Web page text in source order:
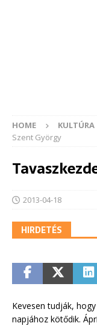
HOME KULTÚRA
Szent György
2013-04-18
HIRDETÉS
Kevesen tudják,
napjához kötődik.